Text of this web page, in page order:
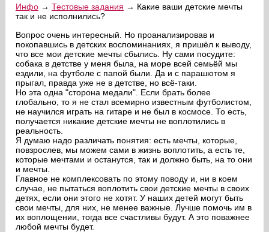
эфир
на сайте
пользователей
Инфо→ Тестовые задания → Какие ваши детские мечты
так и не исполнились?
Вопрос очень интересный. Но проанализировав и
покопавшись в детских воспоминаниях, я пришёл к выводу,
что все мои детские мечты сбылись. Ну сами посудите:
собака в детстве у меня была, на море всей семьёй мы
ездили, на футболе с папой были. Да и с парашютом я
прыгал, правда уже не в детстве, но всё-таки.
Но эта одна "сторона медали". Если брать более
глобально, то я не стал всемирно известным футболистом,
не научился играть на гитаре и не был в космосе. То есть,
получается никакие детские мечты не воплотились в
реальность.
Я думаю надо различать понятия: есть мечты, которые,
повзрослев, мы можем сами в жизнь воплотить, а есть те,
которые мечтами и останутся, так и должно быть, на то они
и мечты.
Главное не комплексовать по этому поводу и, ни в коем
случае, не пытаться воплотить свои детские мечты в своих
детях, если они этого не хотят. У наших детей могут быть
свои мечты, для них, не менее важные. Лучше помочь им в
их воплощении, тогда все счастливы будут. А это поважнее
любой мечты будет.